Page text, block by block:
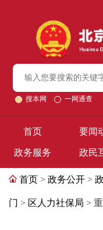
搜本网 一网通查
首页 要闻
政务服务 政民
首页 > 政务公开 >
门 > 区人力社保局 >